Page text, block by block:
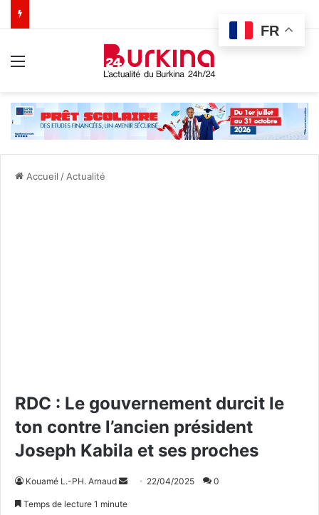
Accueil / Actualité
RDC : Le gouvernement durcit le
ton contre l’ancien président
Joseph Kabila et ses proches
Kouamé L.-PH. Arnaud 22/04/2025 0
Temps de lecture 1 minute
FR